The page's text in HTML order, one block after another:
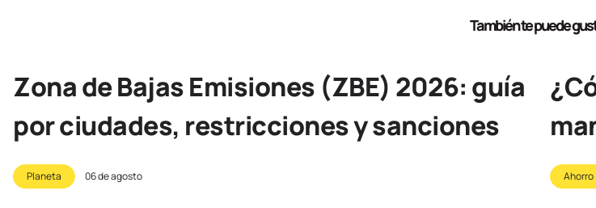
También te puede
Zona de Bajas Emisiones (ZBE) 2026: guía
por ciudades, restricciones y sanciones
Planeta 06 de agosto Ahorro